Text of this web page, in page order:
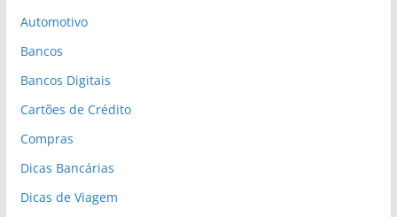
Automotivo
Bancos
Bancos Digitais
Cartões de Crédito
Compras
Dicas Bancárias
Dicas de Viagem